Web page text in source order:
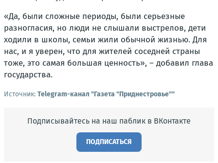
«Да, были сложные периоды, были серьезные
разногласия, но люди не слышали выстрелов, дети
ходили в школы, семьи жили обычной жизнью. Для
нас, и я уверен, что для жителей соседней страны
тоже, это самая большая ценность», – добавил глава
государства.
Источник: Telegram-канал "Газета "Приднестровье""
Подписывайтесь на наш паблик в ВКонтакте
ПОДПИСАТЬСЯ